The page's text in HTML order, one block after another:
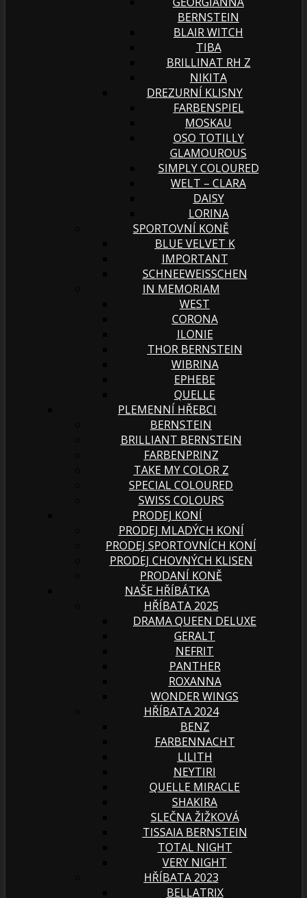
BERNSTEIN
BLAIR WITCH
TIBA
BRILLINAT RH Z
NIKITA
DREZURNÍ KLISNY
FARBENSPIEL
MOSKAU
OSO TOTILLY
GLAMOUROUS
SIMPLY COLOURED
WELT – CLARA
DAISY
LORINA
SPORTOVNÍ KONĚ
BLUE VELVET K
IMPORTANT
SCHNEEWEISSCHEN
IN MEMORIAM
WEST
CORONA
ILONIE
THOR BERNSTEIN
WIBRINA
EPHEBE
QUELLE
PLEMENNÍ HŘEBCI
BERNSTEIN
BRILLIANT BERNSTEIN
FARBENPRINZ
TAKE MY COLOR Z
SPECIAL COLOURED
SWISS COLOURS
PRODEJ KONÍ
PRODEJ MLADÝCH KONÍ
PRODEJ SPORTOVNÍCH KONÍ
PRODEJ CHOVNÝCH KLISEN
PRODANÍ KONĚ
NAŠE HŘÍBÁTKA
HŘÍBATA 2025
DRAMA QUEEN DELUXE
GERALT
NEFRIT
PANTHER
ROXANNA
WONDER WINGS
HŘÍBATA 2024
BENZ
FARBENNACHT
LILITH
NEYTIRI
QUELLE MIRACLE
SHAKIRA
SLEČNA ŽIŽKOVÁ
TISSAIA BERNSTEIN
TOTAL NIGHT
VERY NIGHT
HŘÍBATA 2023
BELLATRIX